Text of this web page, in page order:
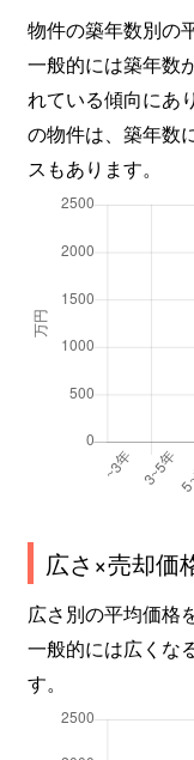
物件の築年数別の
一般的には築年数
れている傾向にあ
の物件は、築年数
スもあります。
広さ×売却価
広さ別の平均価格
一般的には広くな
す。